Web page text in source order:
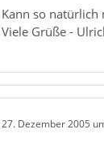
Kann so
Viele Grüße -
27. Dezember 2005